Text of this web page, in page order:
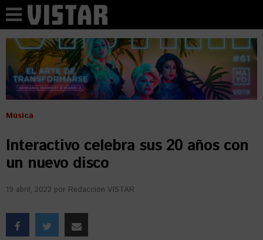
Música
Interactivo celebra sus 20 años con
un nuevo disco
19 abril, 2022 por Redacción VISTAR